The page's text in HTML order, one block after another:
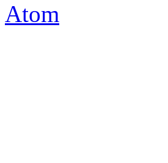
Atom